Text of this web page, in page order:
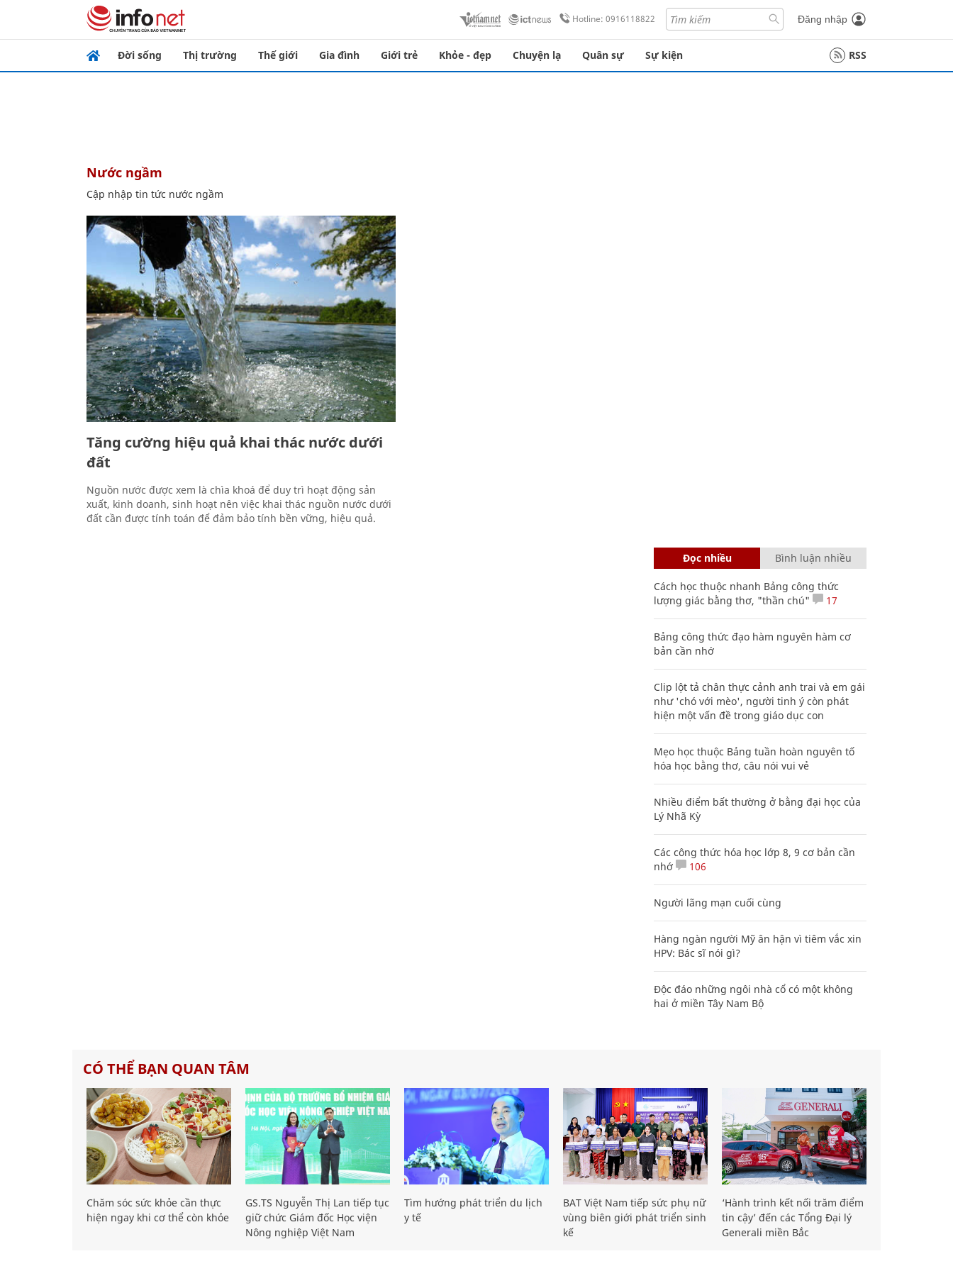
Hotline: 0916118822 Đăng nhập
Đời sống Thị trường Thế giới Gia đình Giới trẻ Khỏe - đẹp Chuyện lạ Quân sự Sự kiện RSS
nước ngầm
Cập nhập tin tức nước ngầm
Tăng cường hiệu quả khai thác nước dưới
đất
Nguồn nước được xem là chìa khoá để duy trì hoạt động sản
xuất, kinh doanh, sinh hoạt nên việc khai thác nguồn nước dưới
đất cần được tính toán để đảm bảo tính bền vững, hiệu quả.
Đọc nhiều Bình luận nhiều
Cách học thuộc nhanh Bảng công thức
lượng giác bằng thơ, "thần chú"
17
Bảng công thức đạo hàm nguyên hàm cơ
bản cần nhớ
Clip lột tả chân thực cảnh anh trai và em gái
như 'chó với mèo', người tinh ý còn phát
hiện một vấn đề trong giáo dục con
Mẹo học thuộc Bảng tuần hoàn nguyên tố
hóa học bằng thơ, câu nói vui vẻ
Nhiều điểm bất thường ở bằng đại học của
Lý Nhã Kỳ
Các công thức hóa học lớp 8, 9 cơ bản cần
nhớ
106
Người lãng mạn cuối cùng
Hàng ngàn người Mỹ ân hận vì tiêm vắc xin
HPV: Bác sĩ nói gì?
Độc đáo những ngôi nhà cổ có một không
hai ở miền Tây Nam Bộ
CÓ THỂ BẠN QUAN TÂM
Chăm sóc sức khỏe cần thực
hiện ngay khi cơ thể còn khỏe
GS.TS Nguyễn Thị Lan tiếp tục
giữ chức Giám đốc Học viện
Nông nghiệp Việt Nam
Tìm hướng phát triển du lịch
y tế
BAT Việt Nam tiếp sức phụ nữ
vùng biên giới phát triển sinh
kế
‘Hành trình kết nối trăm điểm
tin cậy’ đến các Tổng Đại lý
Generali miền Bắc